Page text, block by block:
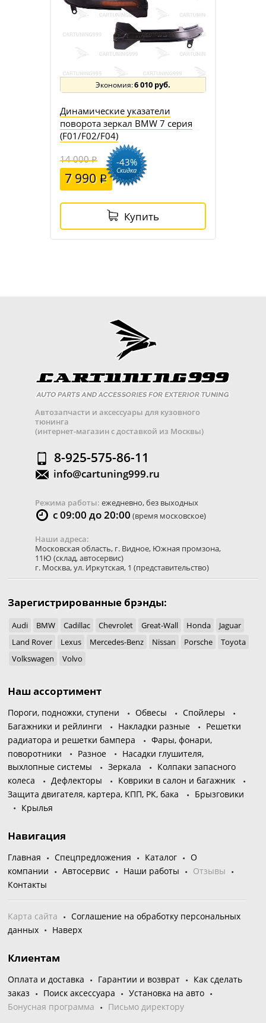
6 010 руб.
Динамические указатели
поворота зеркал BMW 7 серия
(F01/F02/F04)
14 000
7 990
-43%
Скидка
Купить
Автозапчасти и аксессуары для кузовного
тюнинга
(интернет-магазин с доставкой из Москвы)
8-925-575-86-11
info@cartuning999.ru
Режима работы: ежедневно, без выходных
с 09:00 до 20:00 (время московское)
Наши адреса:
Московская область, г. Видное, Южная промзона,
11Ю (склад, автосервис)
г. Москва,ул. Иркутская, 1 (представительство)
Зарегистрированные брэнды:
Audi BMW Cadillac Chevrolet Great-Wall Honda
Jaguar
Land Rover
Lexus Mercedes-Benz Nissan Porsche
Toyota
Volkswagen
Volvo
Наш ассортимент
Пороги, подножки, ступени Обвесы
Спойлеры
Багажники и рейлинги
Накладки разные
Решетки
радиатора и решетки бампера
Фары, фонари,
поворотники
Разное
Насадки глушителя,
выхлопные системы
Зеркала
Колпаки запасного
колеса
Дефлекторы
Коврики в салон и багажник
Защита двигателя, картера, КПП, РК, бака
Брызговики
Крылья
Навигация
Главная Спецпредложения Каталог
О
компании
Автосервис Наши работы
Отзывы
Контакты
Карта сайта
Соглашение на обработку персональных
данных
Наверх
Клиентам
Оплата и доставка Гарантии и возврат
Как сделать
заказ
Поиск аксессуара
Установка на авто
Бонусная программа
Письмо директору